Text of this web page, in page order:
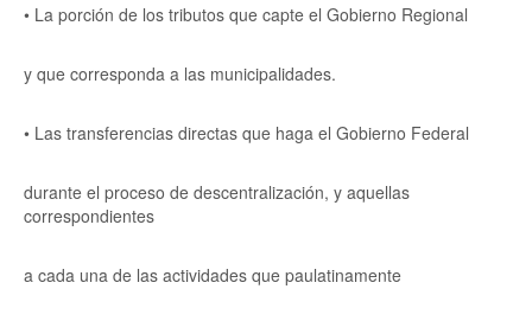
• La porción de los tributos que capte el Gobierno Regional
y que corresponda a las municipalidades.
• Las transferencias directas que haga el Gobierno Federal
durante el proceso de descentralización, y aquellas
correspondientes
a cada una de las actividades que paulatinamente